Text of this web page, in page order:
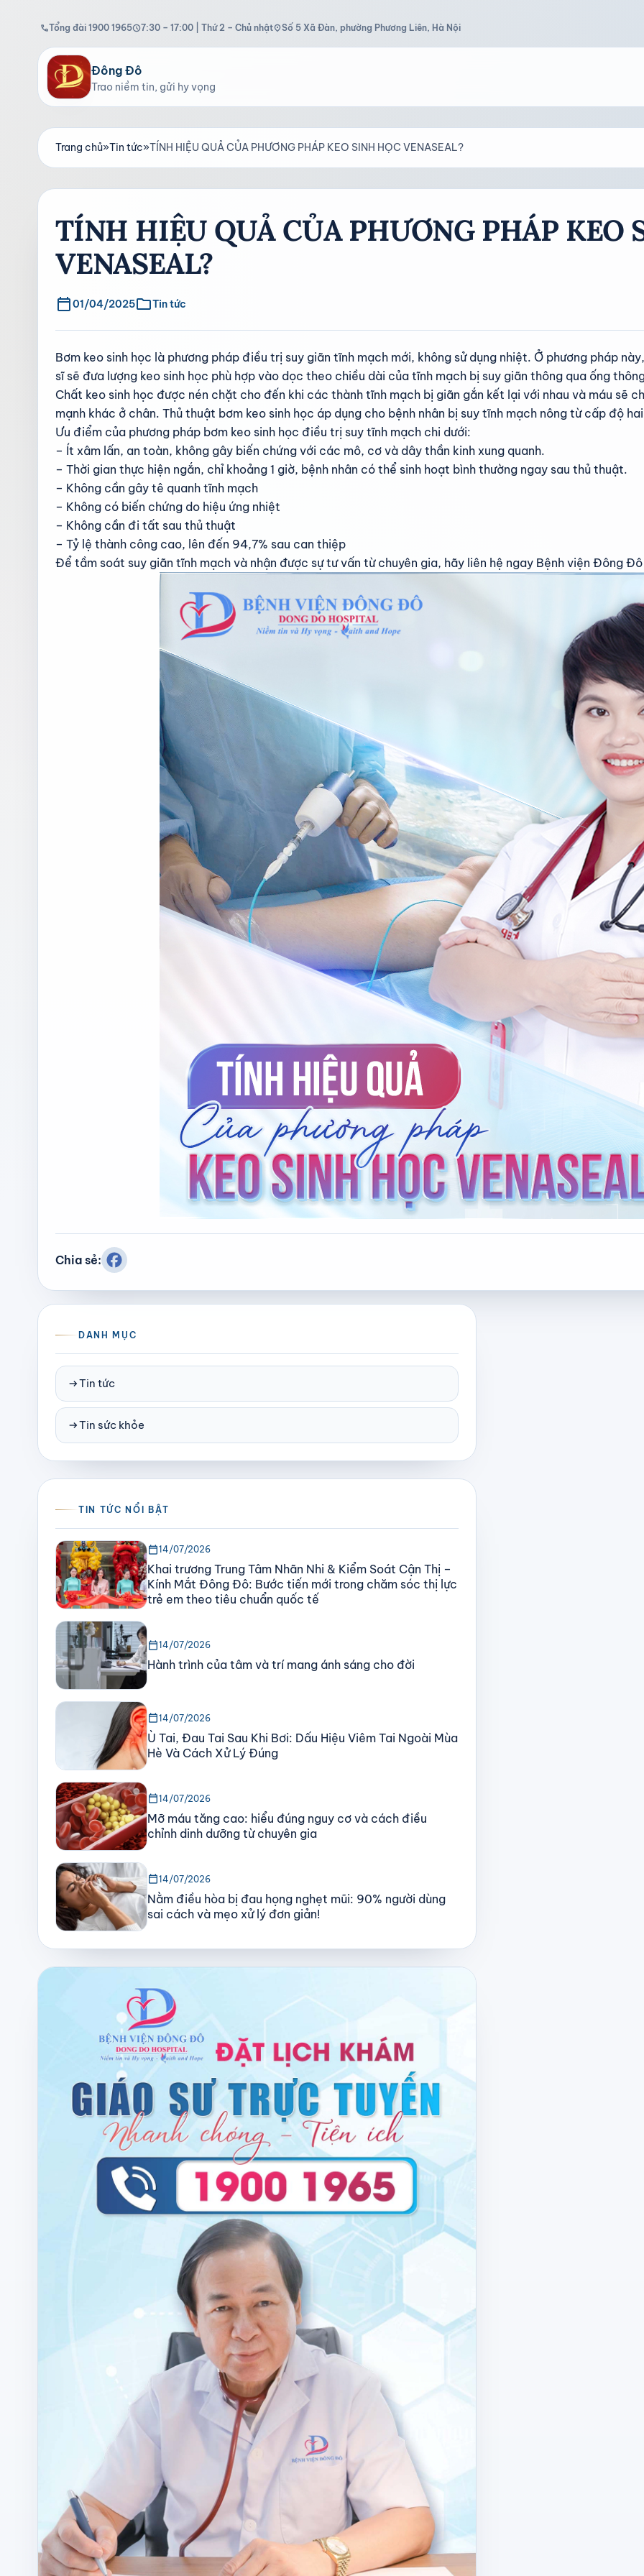
callTổng đài 1900 1965schedule7:30 – 17:00 | Thứ 2 – Chủ nhậtlocation_onSố 5 Xã Đàn, phường Phương Liên, Hà Nội
Đông Đô
Trao niềm tin, gửi hy vọng
Trang chủ»Tin tức»TÍNH HIỆU QUẢ CỦA PHƯƠNG PHÁP KEO SINH HỌC VENASEAL?
TÍNH HIỆU QUẢ CỦA PHƯƠNG PHÁP KEO
VENASEAL?
calendar_today01/04/2025folderTin tức
Bơm keo sinh học là phương pháp điều trị suy giãn tĩnh mạch mới, không sử dụng nhiệt. Ở phương pháp
sĩ sẽ đưa lượng keo sinh học phù hợp vào dọc theo chiều dài của tĩnh mạch bị suy giãn thông qua ống
Chất keo sinh học được nén chặt cho đến khi các thành tĩnh mạch bị giãn gắn kết lại với nhau và máu sẽ
mạnh khác ở chân. Thủ thuật bơm keo sinh học áp dụng cho bệnh nhân bị suy tĩnh mạch nông từ cấp độ
Ưu điểm của phương pháp bơm keo sinh học điều trị suy tĩnh mạch chi dưới:
– Ít xâm lấn, an toàn, không gây biến chứng với các mô, cơ và dây thần kinh xung quanh.
– Thời gian thực hiện ngắn, chỉ khoảng 1 giờ, bệnh nhân có thể sinh hoạt bình thường ngay sau thủ thuật.
– Không cần gây tê quanh tĩnh mạch
– Không có biến chứng do hiệu ứng nhiệt
– Không cần đi tất sau thủ thuật
– Tỷ lệ thành công cao, lên đến 94,7% sau can thiệp
Để tầm soát suy giãn tĩnh mạch và nhận được sự tư vấn từ chuyên gia, hãy liên hệ ngay Bệnh viện Đông
Chia sẻ:
DANH MỤC
arrow_right_altTin tức
arrow_right_altTin sức khỏe
TIN TỨC NỔI BẬT
calendar_today14/07/2026
Khai trương Trung Tâm Nhãn Nhi & Kiểm Soát Cận Thị –
Kính Mắt Đông Đô: Bước tiến mới trong chăm sóc thị lực
trẻ em theo tiêu chuẩn quốc tế
calendar_today14/07/2026
Hành trình của tâm và trí mang ánh sáng cho đời
calendar_today14/07/2026
Ù Tai, Đau Tai Sau Khi Bơi: Dấu Hiệu Viêm Tai Ngoài Mùa
Hè Và Cách Xử Lý Đúng
calendar_today14/07/2026
Mỡ máu tăng cao: hiểu đúng nguy cơ và cách điều
chỉnh dinh dưỡng từ chuyên gia
calendar_today14/07/2026
Nằm điều hòa bị đau họng nghẹt mũi: 90% người dùng
sai cách và mẹo xử lý đơn giản!